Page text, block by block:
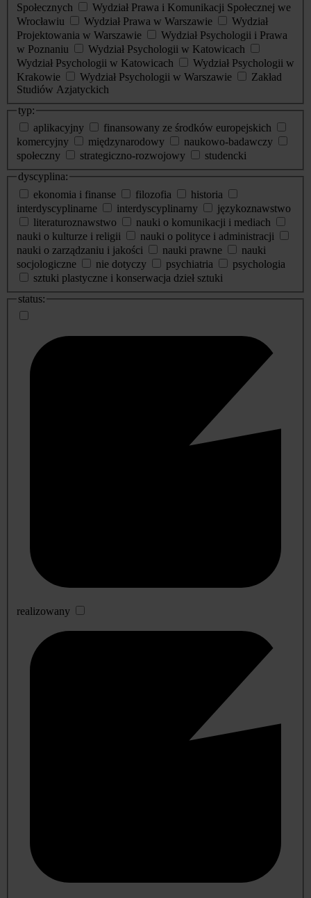
Społecznych
Wydział Prawa i Komunikacji Społecznej we
Wrocławiu
Wydział Prawa w Warszawie
Wydział
Projektowania w Warszawie
Wydział Psychologii i Prawa
w Poznaniu
Wydział Psychologii w Katowicach
Wydział Psychologii w Katowicach
Wydział Psychologii w
Krakowie
Wydział Psychologii w Warszawie
Zakład
Studiów Azjatyckich
typ:
aplikacyjny
finansowany ze środków europejskich
komercyjny
międzynarodowy
naukowo-badawczy
społeczny
strategiczno-rozwojowy
studencki
dyscyplina:
ekonomia i finanse
filozofia
historia
interdyscyplinarne
interdyscyplinarny
językoznawstwo
literaturoznawstwo
nauki o komunikacji i mediach
nauki o kulturze i religii
nauki o polityce i administracji
nauki o zarządzaniu i jakości
nauki prawne
nauki
socjologiczne
nie dotyczy psychiatria
psychologia
sztuki plastyczne i konserwacja dzieł sztuki
status:
realizowany